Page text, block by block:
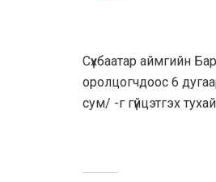
Сүхбаатар аймгийн
оролцогчдоос 6
сум/ -г гүйцэтгэх